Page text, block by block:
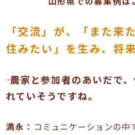
「交流」が、「また来
住みたい」を生み、将
―― 農家と参加者のあいだで
れていそうですね。
満永： コミュニケーションの中